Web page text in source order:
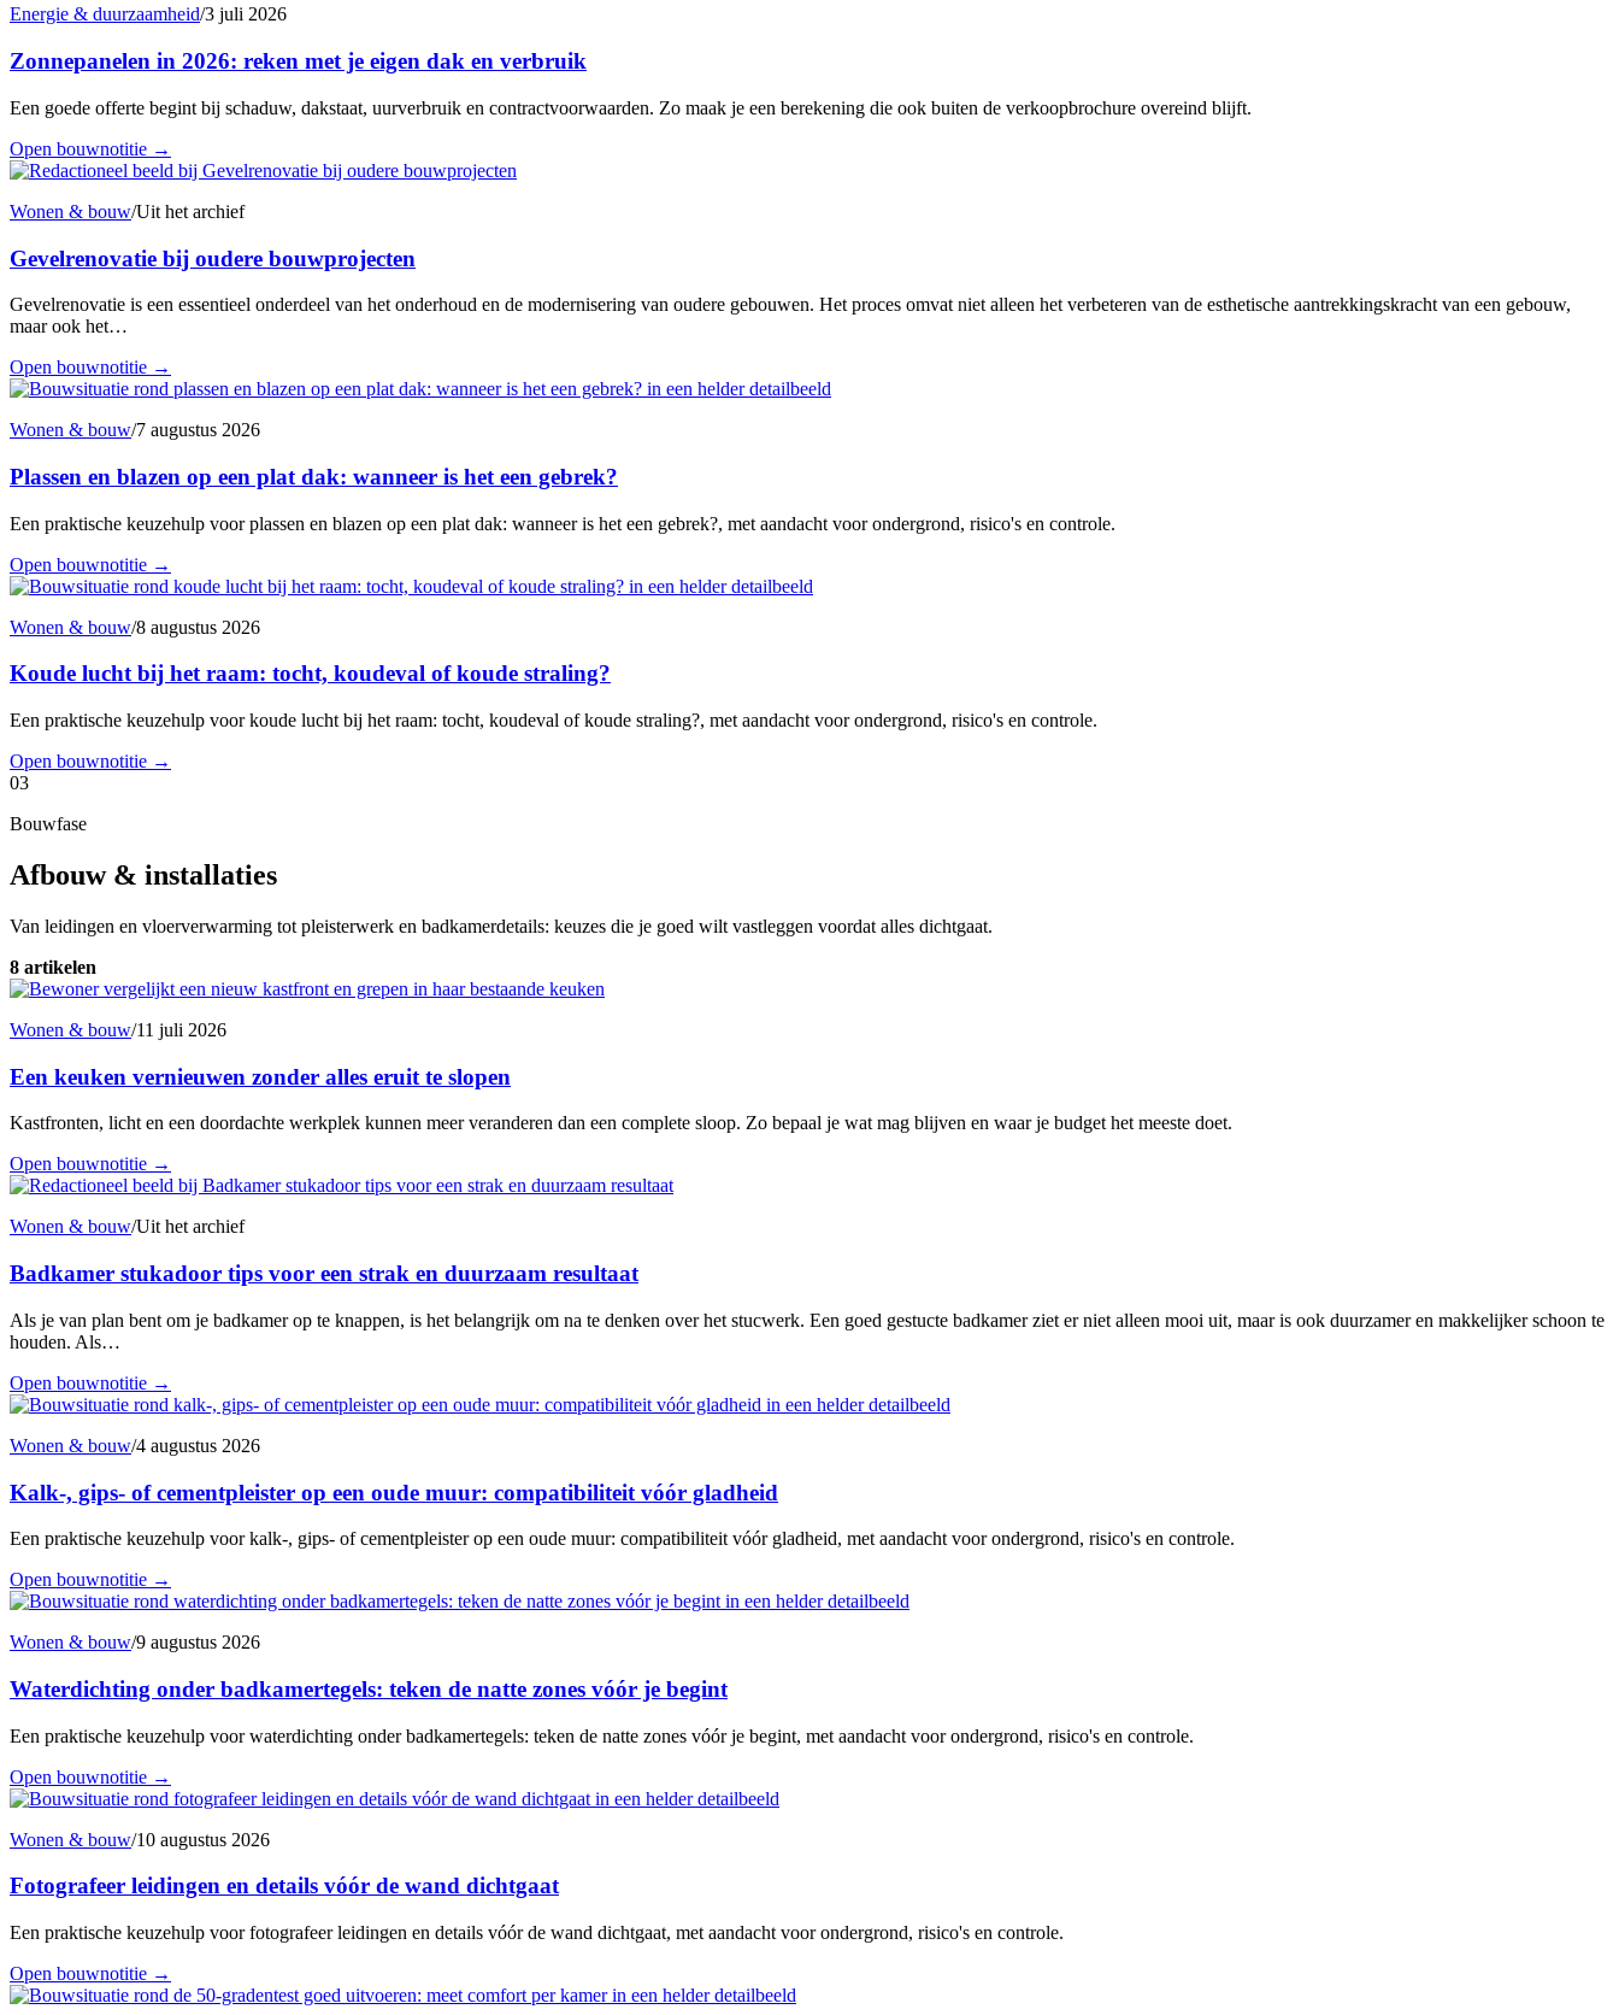
Energie & duurzaamheid/3 juli 2026
Zonnepanelen in 2026: reken met je eigen dak en verbruik
Een goede offerte begint bij schaduw, dakstaat, uurverbruik en contractvoorwaarden. Zo maak je een berekening die ook buiten de verkoopbrochure overeind blijft.
Open bouwnotitie →
Wonen & bouw/Uit het archief
Gevelrenovatie bij oudere bouwprojecten
Gevelrenovatie is een essentieel onderdeel van het onderhoud en de modernisering van oudere gebouwen. Het proces omvat niet alleen het verbeteren van de esthetische aantrekkingskracht van een gebouw,
maar ook het…
Open bouwnotitie →
Wonen & bouw/7 augustus 2026
Plassen en blazen op een plat dak: wanneer is het een gebrek?
Een praktische keuzehulp voor plassen en blazen op een plat dak: wanneer is het een gebrek?, met aandacht voor ondergrond, risico's en controle.
Open bouwnotitie →
Wonen & bouw/8 augustus 2026
Koude lucht bij het raam: tocht, koudeval of koude straling?
Een praktische keuzehulp voor koude lucht bij het raam: tocht, koudeval of koude straling?, met aandacht voor ondergrond, risico's en controle.
Open bouwnotitie →
03
Bouwfase
Afbouw & installaties
Van leidingen en vloerverwarming tot pleisterwerk en badkamerdetails: keuzes die je goed wilt vastleggen voordat alles dichtgaat.
8 artikelen
Wonen & bouw/11 juli 2026
Een keuken vernieuwen zonder alles eruit te slopen
Kastfronten, licht en een doordachte werkplek kunnen meer veranderen dan een complete sloop. Zo bepaal je wat mag blijven en waar je budget het meeste doet.
Open bouwnotitie →
Wonen & bouw/Uit het archief
Badkamer stukadoor tips voor een strak en duurzaam resultaat
Als je van plan bent om je badkamer op te knappen, is het belangrijk om na te denken over het stucwerk. Een goed gestucte badkamer ziet er niet alleen mooi uit, maar is ook duurzamer en makkelijker schoon te
houden. Als…
Open bouwnotitie →
Wonen & bouw/4 augustus 2026
Kalk-, gips- of cementpleister op een oude muur: compatibiliteit vóór gladheid
Een praktische keuzehulp voor kalk-, gips- of cementpleister op een oude muur: compatibiliteit vóór gladheid, met aandacht voor ondergrond, risico's en controle.
Open bouwnotitie →
Wonen & bouw/9 augustus 2026
Waterdichting onder badkamertegels: teken de natte zones vóór je begint
Een praktische keuzehulp voor waterdichting onder badkamertegels: teken de natte zones vóór je begint, met aandacht voor ondergrond, risico's en controle.
Open bouwnotitie →
Wonen & bouw/10 augustus 2026
Fotografeer leidingen en details vóór de wand dichtgaat
Een praktische keuzehulp voor fotografeer leidingen en details vóór de wand dichtgaat, met aandacht voor ondergrond, risico's en controle.
Open bouwnotitie →